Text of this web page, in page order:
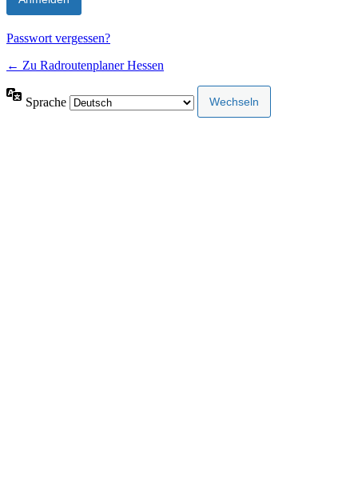
Passwort vergessen?
← Zu Radroutenplaner Hessen
Sprache